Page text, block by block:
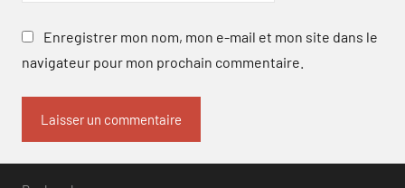
Enregistrer mon nom, mon e-mail et mon site dans le
navigateur pour mon prochain commentaire.